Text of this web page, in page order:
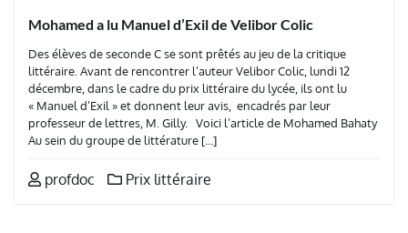
Mohamed a lu Manuel d’Exil de Velibor Colic
Des élèves de seconde C se sont prêtés au jeu de la critique
littéraire. Avant de rencontrer l’auteur Velibor Colic, lundi 12
décembre, dans le cadre du prix littéraire du lycée, ils ont lu
« Manuel d’Exil » et donnent leur avis, encadrés par leur
professeur de lettres, M. Gilly. Voici l’article de Mohamed Bahaty
Au sein du groupe de littérature […]
profdoc Prix littéraire